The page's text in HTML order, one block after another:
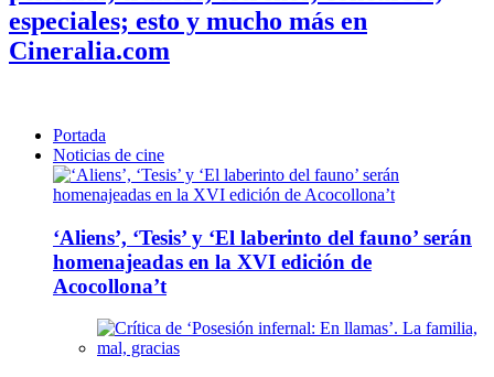
especiales; esto y mucho más en
Cineralia.com
Portada
Noticias de cine
‘Aliens’, ‘Tesis’ y ‘El laberinto del fauno’ serán
homenajeadas en la XVI edición de
Acocollona’t